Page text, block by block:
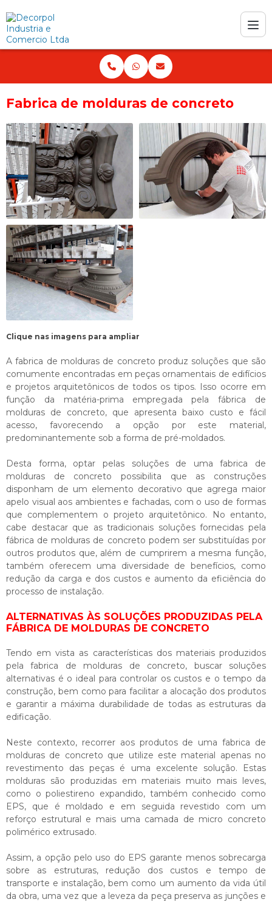
Fabrica de molduras de concreto
Clique nas imagens para ampliar
Afabrica de molduras de concreto produz soluções que são
comumente encontradas em peças ornamentais de edifícios
e projetos arquitetônicos de todos os tipos. Isso ocorre em
função da matéria-prima empregada pela fábrica de
molduras de concreto, que apresenta baixo custo e fácil
acesso, favorecendo a opção por este material,
predominantemente sob a forma de pré-moldados.
Desta forma, optar pelas soluções de umafabrica de
molduras de concreto possibilita que as construções
disponham de um elemento decorativo que agrega maior
apelo visual aos ambientes e fachadas, com o uso de formas
que complementem o projeto arquitetônico. No entanto,
cabe destacar que as tradicionais soluções fornecidas pela
fábrica de molduras de concreto podem ser substituídas por
outros produtos que, além de cumprirem a mesma função,
também oferecem uma diversidade de benefícios, como
redução da carga e dos custos e aumento da eficiência do
processo de instalação.
ALTERNATIVAS ÀS SOLUÇÕES PRODUZIDAS PELA
FÁBRICA DE MOLDURAS DE CONCRETO
Tendo em vista as características dos materiais produzidos
pelafabrica de molduras de concreto, buscar soluções
alternativas é o ideal para controlar os custos e o tempo da
construção, bem como para facilitar a alocação dos produtos
e garantir a máxima durabilidade de todas as estruturas da
edificação.
Neste contexto, recorrer aos produtos de umafabrica de
molduras de concreto que utilize este material apenas no
revestimento das peças é uma excelente solução. Estas
molduras são produzidas em materiais muito mais leves,
como o poliestireno expandido, também conhecido como
EPS, que é moldado e em seguida revestido com um
reforço estrutural e mais uma camada de micro concreto
polimérico extrusado.
Assim, a opção pelo uso do EPS garante menos sobrecarga
sobre as estruturas, redução dos custos e tempo de
transporte e instalação, bem como um aumento da vida útil
da obra, uma vez que a leveza da peça preserva as junções e